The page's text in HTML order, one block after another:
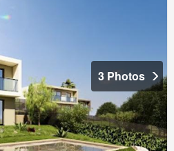
3 Photos